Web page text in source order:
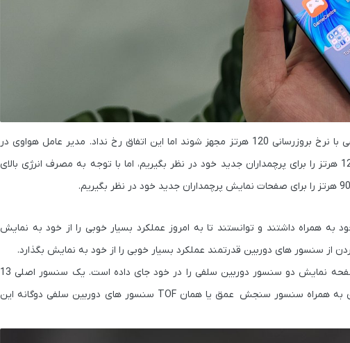
شاید توقع می رفت که پرچمداران جدید خانواده میت 40 به صفحات نمایشی با نرخ بروزرسانی 120 هرتز مجهز شوند اما این اتفاق رخ نداد. مدیر عامل هواوی در
مراسم رونمایی اعلام کرد که براحتی می توانستیم صفحات نمایشی با نرخ 120 هرتز را برای پرچمداران جدید خود در نظر بگیریم، اما با توجه به مصرف انرژی بالای
همراه داشتند و توانستند تا به امروز عملکرد بسیار خوبی را از خود به نمایش
ناچ اینفینیتی O در نظر گرفته شده در قسمت بالایی و گوشه سمت چپ صفحه نمایش دو سنسور دوربین سلفی را در خود جای داده است. یک سنسور اصلی 13
مگاپیکسلی با گشودگی دریچه دیافراگم f/2.4 و فاصله کانونی 12 میلی متری به همراه سنسور سنجش عمق یا همان TOF سنسور های دوربین سلفی دوگانه این